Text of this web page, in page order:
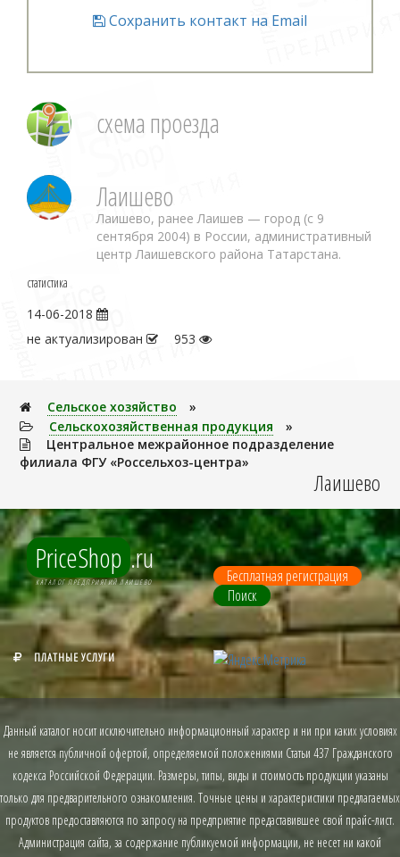
Сохранить контакт на Email
схема проезда
Лаишево
Лаишево, ранее Лаишев — город (с 9
сентября 2004) в России, административный
центр Лаишевского района Татарстана.
статистика
14-06-2018
не актуализирован
953
Сельское хозяйство
»
Сельскохозяйственная продукция
»
Центральное межрайонное подразделение
филиала ФГУ «Россельхоз-центра»
Лаишево
PriceShop .ru
КАТАЛОГ ПРЕДПРИЯТИЙ ЛАИШЕВО
Бесплатная регистрация
Поиск
ПЛАТНЫЕ УСЛУГИ
Данный каталог носит исключительно информационный характер и ни при каких условиях
не является публичной офертой, определяемой положениями Статьи 437 Гражданского
кодекса Российской Федерации. Размеры, типы, виды и стоимость продукции указаны
только для предварительного ознакомления. Точные цены и характеристики предлагаемых
продуктов предоставляются по запросу на предприятие предаставившее свой прайс-лист.
Администрация сайта, за содержание публикуемой информации, не несет ни какой